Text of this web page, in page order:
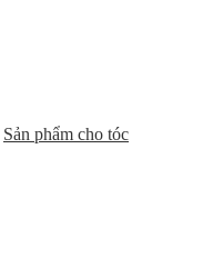
Sản phẩm cho tóc